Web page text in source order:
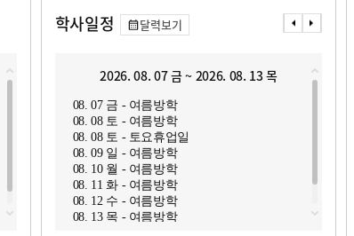
학사일정 달력보기
2026. 08. 07 금 ~ 2026. 08. 13 목
08. 07 금 - 여름방학
08. 08 토 - 여름방학
08. 08 토 - 토요휴업일
08. 09 일 - 여름방학
08. 10 월 - 여름방학
08. 11 화 - 여름방학
08. 12 수 - 여름방학
08. 13 목 - 여름방학